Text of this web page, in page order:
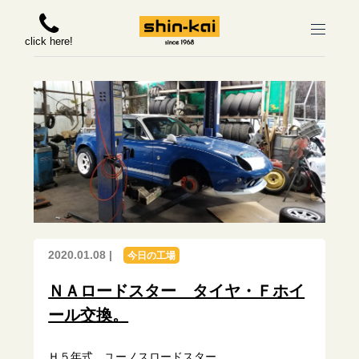
click here!
2020.01.08 | 今日の工場
ＮＡロードスター タイヤ・Ｆホイ
ール交換。